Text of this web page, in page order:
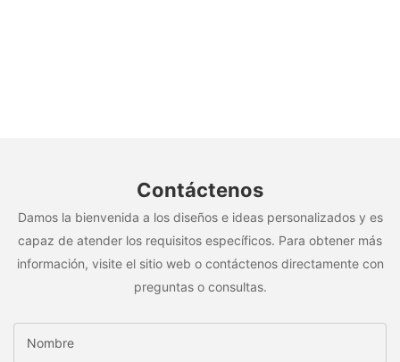
Contáctenos
Damos la bienvenida a los diseños e ideas personalizados y es
capaz de atender los requisitos específicos. Para obtener más
información, visite el sitio web o contáctenos directamente con
preguntas o consultas.
Nombre